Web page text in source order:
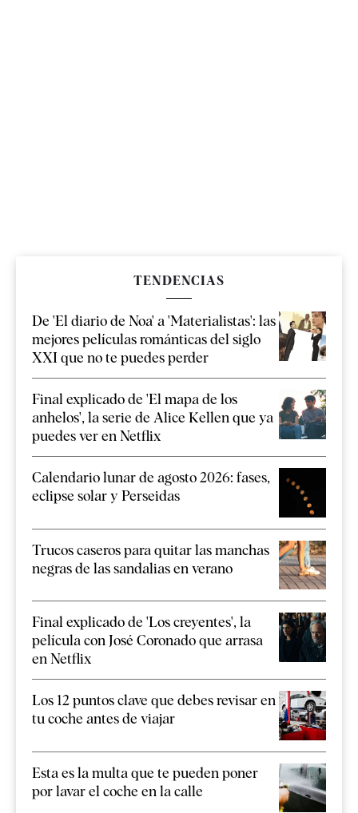
TENDENCIAS
De 'El diario de Noa' a 'Materialistas': las
mejores películas románticas del siglo
XXI que no te puedes perder
Final explicado de 'El mapa de los
anhelos', la serie de Alice Kellen que ya
puedes ver en Netflix
Calendario lunar de agosto 2026: fases,
eclipse solar y Perseidas
Trucos caseros para quitar las manchas
negras de las sandalias en verano
Final explicado de 'Los creyentes', la
película con José Coronado que arrasa
en Netflix
Los 12 puntos clave que debes revisar en
tu coche antes de viajar
Esta es la multa que te pueden poner
por lavar el coche en la calle